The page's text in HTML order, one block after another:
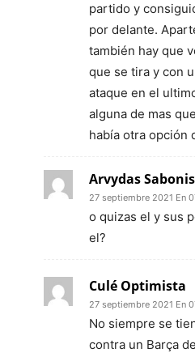
partido y
por delante.
también hay que
que se tira y con
ataque en el
alguna de mas
había otra opción
Arvydas Sabonis
27 septiembre 2021 En
o quizas el y sus
el?
Culé Optimista
27 septiembre 2021 En
No siempre se
contra un Barça